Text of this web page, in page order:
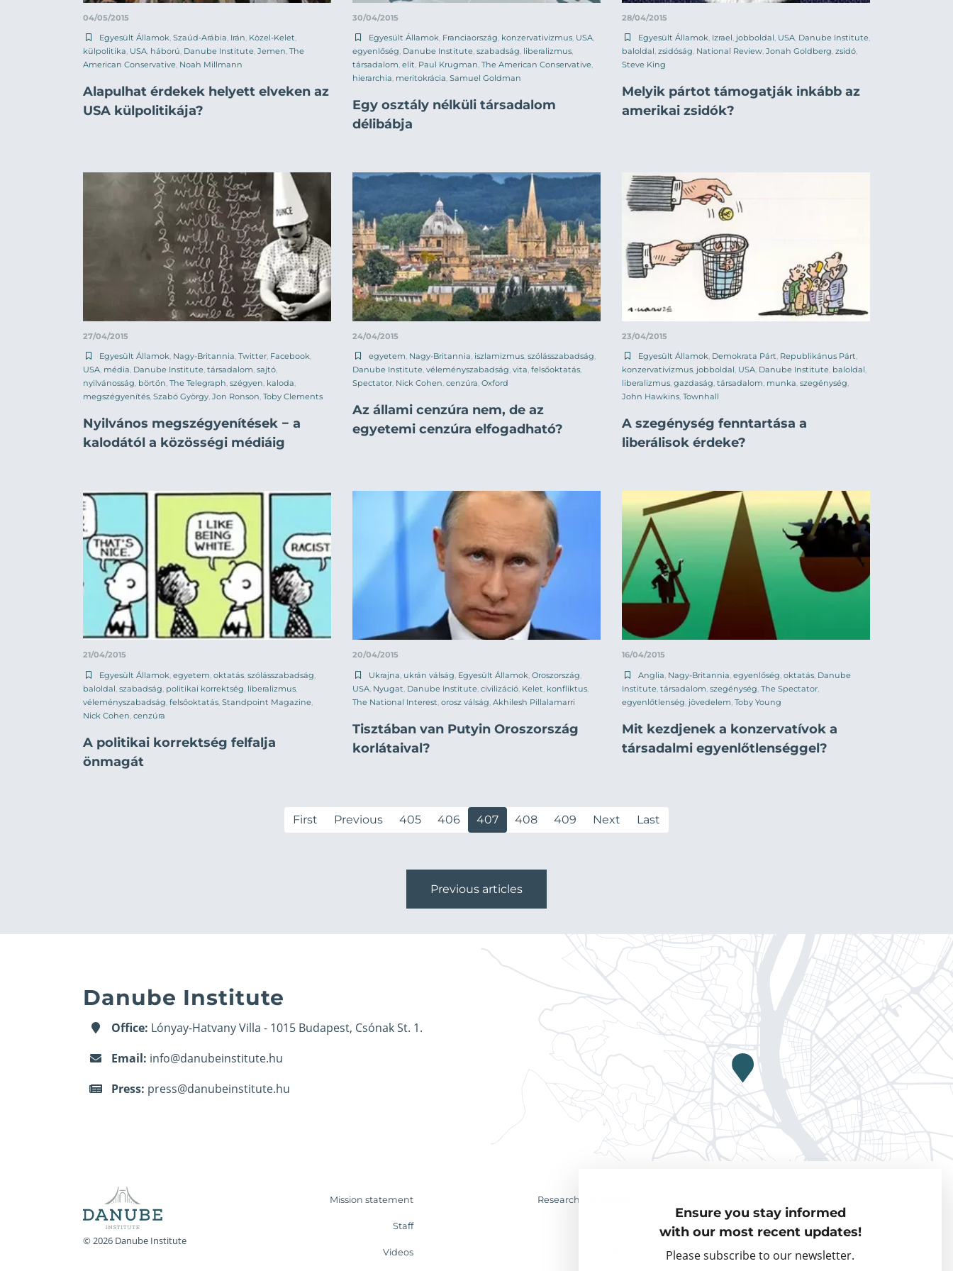
Ensure you stay informed
with our most recent updates!
Please subscribe to our newsletter.
04/05/2015
Egyesült Államok Szaúd-Arábia Irán Közel-Kelet
külpolitika USA háború Danube Institute Jemen The
American Conservative Noah Millmann
Alapulhat érdekek helyett elveken az
USA külpolitikája?
30/04/2015
Egyesült Államok Franciaország konzervativizmus USA
egyenlőség Danube Institute szabadság liberalizmus
társadalom elit Paul Krugman The American Conservative
hierarchia meritokrácia Samuel Goldman
Egy osztály nélküli társadalom
délibábja
28/04/2015
Egyesült Államok Izrael jobboldal USA Danube Institute
baloldal zsidóság National Review Jonah Goldberg zsidó
Steve King
Melyik pártot támogatják inkább az
amerikai zsidók?
27/04/2015
Egyesült Államok, Nagy-Britannia, Twitter, Facebook,
USA, média, Danube Institute, társadalom, sajtó,
nyilvánosság, börtön, The Telegraph, szégyen, kaloda,
megszégyenítés, Szabó György, Jon Ronson, Toby Clements
Nyilvános megszégyenítések − a
kalodától a közösségi médiáig
24/04/2015
egyetem, Nagy-Britannia, iszlamizmus, szólásszabadság,
Danube Institute, véleményszabadság, vita, felsőoktatás,
Spectator, Nick Cohen, cenzúra, Oxford
Az állami cenzúra nem, de az
egyetemi cenzúra elfogadható?
23/04/2015
Egyesült Államok, Demokrata Párt, Republikánus Párt,
konzervativizmus, jobboldal, USA, Danube Institute, baloldal,
liberalizmus, gazdaság, társadalom, munka, szegénység,
John Hawkins, Townhall
A szegénység fenntartása a
liberálisok érdeke?
21/04/2015
Egyesült Államok egyetem oktatás szólásszabadság
baloldal szabadság politikai korrektség liberalizmus
véleményszabadság felsőoktatás Standpoint Magazine
Nick Cohen cenzúra
A politikai korrektség felfalja
önmagát
20/04/2015
Ukrajna ukrán válság Egyesült Államok Oroszország
USA Nyugat Danube Institute civilizáció Kelet konfliktus
The National Interest orosz válság Akhilesh Pillalamarri
Tisztában van Putyin Oroszország
korlátaival?
16/04/2015
Anglia Nagy-Britannia egyenlőség oktatás Danube
Institute társadalom szegénység The Spectator
egyenlőtlenség jövedelem Toby Young
Mit kezdjenek a konzervatívok a
társadalmi egyenlőtlenséggel?
First Previous 405 406 407 408 409 Next Last
Previous articles
Danube Institute
Office: Lónyay-Hatvany Villa - 1015 Budapest, Csónak St. 1.
Email: info@danubeinstitute.hu
Press: press@danubeinstitute.hu
© 2026 Danube Institute
Mission statement Research & Analyses
Staff Visiting Fellows
Videos Partner organisations